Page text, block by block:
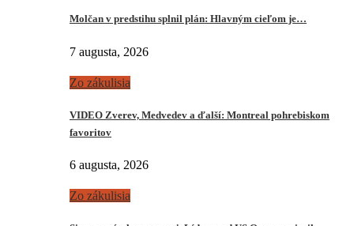
Molčan v predstihu splnil plán: Hlavným cieľom je…
7 augusta, 2026
Zo zákulisia
VIDEO Zverev, Medvedev a ďalší: Montreal pohrebiskom
favoritov
6 augusta, 2026
Zo zákulisia